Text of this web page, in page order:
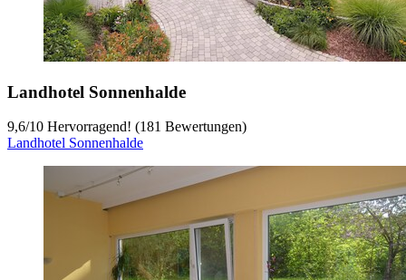
Landhotel Sonnenhalde
9,6/10 Hervorragend! (181 Bewertungen)
Landhotel Sonnenhalde